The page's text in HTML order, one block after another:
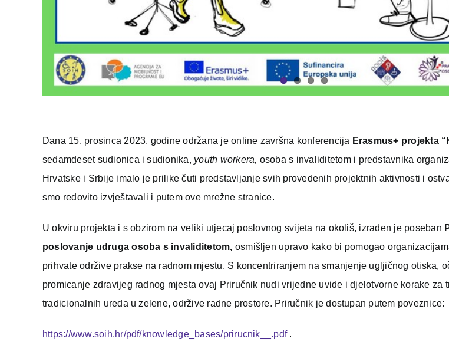
Dana 15. prosinca 2023. godine održana je online završna konferencija Erasmus+ projekta
sedamdeset sudionica i sudionika, youth workera, osoba s invaliditetom i predstavnika
Hrvatske i Srbije imalo je prilike čuti predstavljanje svih provedenih projektnih aktivnosti i
smo redovito izvještavali i putem ove mrežne stranice.
U okviru projekta i s obzirom na veliki utjecaj poslovnog svijeta na okoliš, izrađen je poseban
poslovanje udruga osoba s invaliditetom, osmišljen upravo kako bi pomogao
prihvate održive prakse na radnom mjestu. S koncentriranjem na smanjenje ugljičnog otiska,
promicanje zdravijeg radnog mjesta ovaj Priručnik nudi vrijedne uvide i djelotvorne korake za
tradicionalnih ureda u zelene, održive radne prostore. Priručnik je dostupan putem poveznice:
https://www.soih.hr/pdf/knowledge_bases/prirucnik__.pdf.